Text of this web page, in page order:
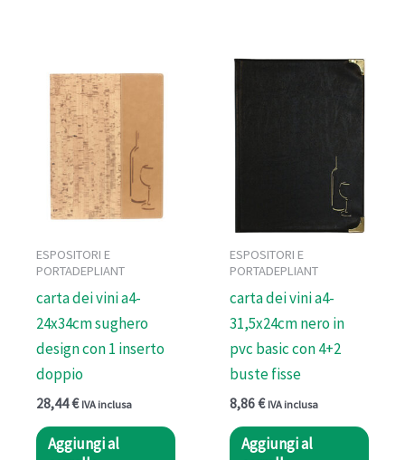
ESPOSITORI E
PORTADEPLIANT
carta dei vini a4-
24x34cm sughero
design con 1 inserto
doppio
28,44€ IVA inclusa
Aggiungi al
ESPOSITORI E
PORTADEPLIANT
carta dei vini a4-
31,5x24cm nero in
pvc basic con 4+2
buste fisse
8,86€ IVA inclusa
Aggiungi al